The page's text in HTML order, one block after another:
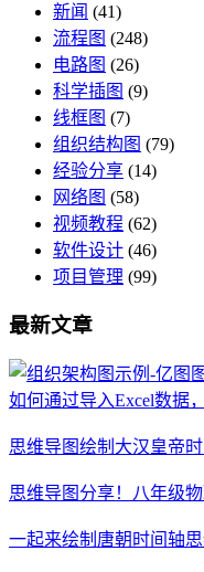
新闻 (41)
流程图 (248)
电路图 (26)
科学插图 (9)
线框图 (7)
组织结构图 (79)
经验分享 (14)
网络图 (58)
视频教程 (62)
软件设计 (46)
项目管理 (99)
最新文章
如何通过导入Excel数据
思维导图绘制大汉皇帝
思维导图分享！八年级
一起来绘制唐朝时间轴